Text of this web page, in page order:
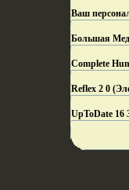
Ваш
Большая
Complete
Reflex 2 0
UpToDate 16